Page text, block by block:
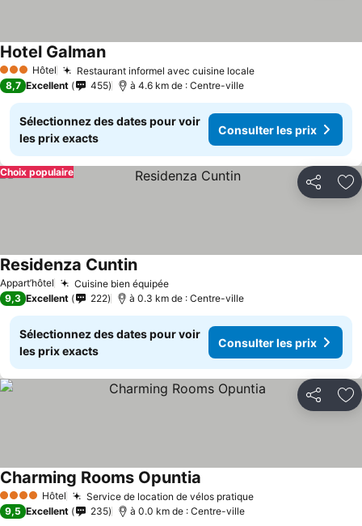
3 ÉtoilesHôtel Restaurant informel avec cuisine locale
Hotel Galman
8,7 Excellent 455 à 4.6 km de : Centre-ville
Sélectionnez des dates pour voir
les prix exacts
Consulter les prix
Partager
Choix populaire
Appart’hôtel Cuisine bien équipée
Residenza Cuntin
9,3 Excellent 222 à 0.3 km de : Centre-ville
Sélectionnez des dates pour voir
les prix exacts
Consulter les prix
Partager
4 Étoiles Hôtel Service de location de vélos pratique
Charming Rooms Opuntia
9,5 Excellent 235 à 0.0 km de : Centre-ville